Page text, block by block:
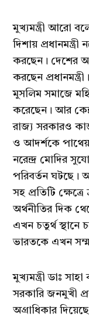
মুখ্যমন্ত্রী আরো
দিশায়
করছেন। দেশের
করছেন
মুসলিম সমাজে
করেছেন। আর
রাজ্য সরকারও
ও আদর্শকে পাথেয়
নরেন্দ্র মোদির
পরিবর্তন ঘটছে।
সহ প্রতিটি
অর্থনীতির দিক
এখন চতুর্থ স্থানে
ভারতকে এখন
মুখ্যমন্ত্রী ডাঃ
সরকারি জনমুখী
অগ্রাধিকার